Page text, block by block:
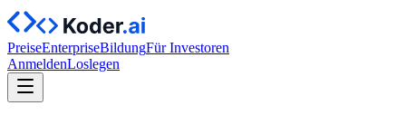
PreiseEnterpriseBildungFür Investoren
AnmeldenLoslegen